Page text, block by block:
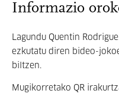
Informazio
Lagundu Quentin
ezkutatu diren bideo-
biltzen.
Mugikorretako QR